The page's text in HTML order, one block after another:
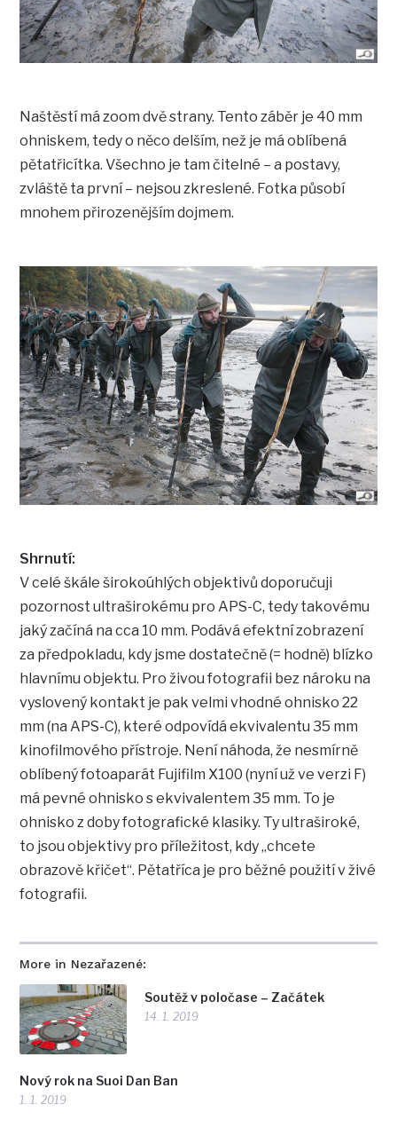
More in Nezařazené:
Soutěž v poločase – Začátek
14. 1. 2019
Nový rok na Suoi Dan Ban
1. 1. 2019
Naštěstí má zoom dvě strany. Tento záběr je 40 mm
ohniskem, tedy o něco delším, než je má oblíbená
pětatřicítka. Všechno je tam čitelné – a postavy,
zvláště ta první – nejsou zkreslené. Fotka působí
mnohem přirozenějším dojmem.
Shrnutí:
V celé škále širokoúhlých objektivů doporučuji
pozornost ultraširokému pro APS-C, tedy takovému
jaký začíná na cca 10 mm. Podává efektní zobrazení
za předpokladu, kdy jsme dostatečně (= hodně) blízko
hlavnímu objektu. Pro živou fotografii bez nároku na
vyslovený kontakt je pak velmi vhodné ohnisko 22
mm (na APS-C), které odpovídá ekvivalentu 35 mm
kinofilmového přístroje. Není náhoda, že nesmírně
oblíbený fotoaparát Fujifilm X100 (nyní už ve verzi F)
má pevné ohnisko s ekvivalentem 35 mm. To je
ohnisko z doby fotografické klasiky. Ty ultraširoké,
to jsou objektivy pro příležitost, kdy „chcete
obrazově křičet“. Pětatříca je pro běžné použití v živé
fotografii.